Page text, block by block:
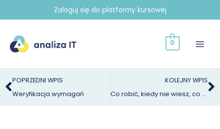
do
treści
Zaloguj się do platformy kursowej
0
Prev
POPRZEDNI WPIS
Weryfikacja wymagań
KOLEJNY WPIS
Co robić, kiedy nie wiesz, co zrobić?